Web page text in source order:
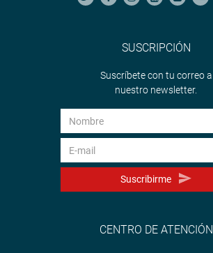
SUSCRIPCIÓN
Suscríbete con tu correo a
nuestro newsletter.
Suscribirme
CENTRO DE ATENCIÓN